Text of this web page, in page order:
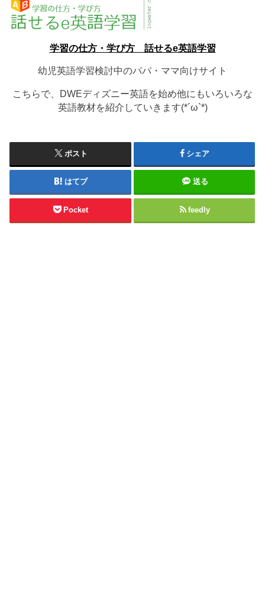
学習の仕方・学び方 話せるe英語学習
幼児英語学習検討中のパパ・ママ向けサイト
こちらで、DWEディズニー英語を始め他にもいろいろな
英語教材を紹介していきます(*´ω`*)
ポスト シェア
はてブ 送る
Pocket feedly